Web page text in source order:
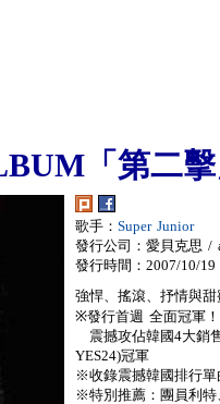
「第二
歌手： Super Junior
發行公司：愛貝克思 /
發行時間：2007/10/19
強悍、搖滾、抒情與
※發行首週 全面冠軍！
震撼攻佔韓國4大銷
YES24)冠軍
※收錄震撼韓國排行單
※特別推薦：團員利特